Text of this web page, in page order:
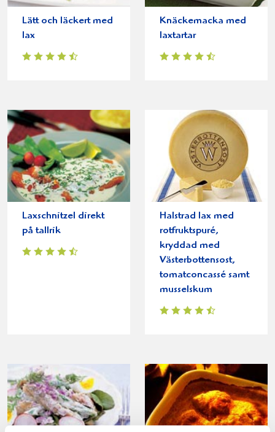
Lätt och läckert med
lax
Knäckemacka med
laxtartar
Laxschnitzel direkt
på tallrik
Halstrad lax med
rotfruktspuré,
kryddad med
Västerbottensost,
tomatconcassé samt
musselskum